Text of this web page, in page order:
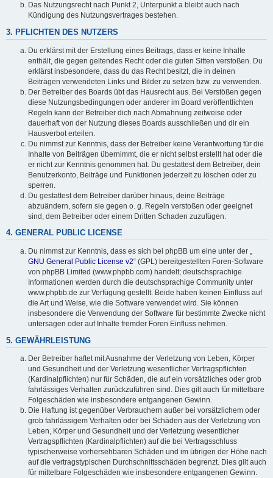
Das Nutzungsrecht nach Punkt 2, Unterpunkt a bleibt auch nach
Kündigung des Nutzungsvertrages bestehen.
3. PFLICHTEN DES NUTZERS
Du erklärst mit der Erstellung eines Beitrags, dass er keine Inhalte
enthält, die gegen geltendes Recht oder die guten Sitten verstoßen. Du
erklärst insbesondere, dass du das Recht besitzt, die in deinen
Beiträgen verwendeten Links und Bilder zu setzen bzw. zu verwenden.
Der Betreiber des Boards übt das Hausrecht aus. Bei Verstößen gegen
diese Nutzungsbedingungen oder anderer im Board veröffentlichten
Regeln kann der Betreiber dich nach Abmahnung zeitweise oder
dauerhaft von der Nutzung dieses Boards ausschließen und dir ein
Hausverbot erteilen.
Du nimmst zur Kenntnis, dass der Betreiber keine Verantwortung für die
Inhalte von Beiträgen übernimmt, die er nicht selbst erstellt hat oder die
er nicht zur Kenntnis genommen hat. Du gestattest dem Betreiber, dein
Benutzerkonto, Beiträge und Funktionen jederzeit zu löschen oder zu
sperren.
Du gestattest dem Betreiber darüber hinaus, deine Beiträge
abzuändern, sofern sie gegen o. g. Regeln verstoßen oder geeignet
sind, dem Betreiber oder einem Dritten Schaden zuzufügen.
4. GENERAL PUBLIC LICENSE
Du nimmst zur Kenntnis, dass es sich bei phpBB um eine unter der „
GNU General Public License v2“ (GPL) bereitgestellten Foren-Software
von phpBB Limited (www.phpbb.com) handelt; deutschsprachige
Informationen werden durch die deutschsprachige Community unter
www.phpbb.de zur Verfügung gestellt. Beide haben keinen Einfluss auf
die Art und Weise, wie die Software verwendet wird. Sie können
insbesondere die Verwendung der Software für bestimmte Zwecke nicht
untersagen oder auf Inhalte fremder Foren Einfluss nehmen.
5. GEWÄHRLEISTUNG
Der Betreiber haftet mit Ausnahme der Verletzung von Leben, Körper
und Gesundheit und der Verletzung wesentlicher Vertragspflichten
(Kardinalpflichten) nur für Schäden, die auf ein vorsätzliches oder grob
fahrlässiges Verhalten zurückzuführen sind. Dies gilt auch für mittelbare
Folgeschäden wie insbesondere entgangenen Gewinn.
Die Haftung ist gegenüber Verbrauchern außer bei vorsätzlichem oder
grob fahrlässigem Verhalten oder bei Schäden aus der Verletzung von
Leben, Körper und Gesundheit und der Verletzung wesentlicher
Vertragspflichten (Kardinalpflichten) auf die bei Vertragsschluss
typischerweise vorhersehbaren Schäden und im übrigen der Höhe nach
auf die vertragstypischen Durchschnittsschäden begrenzt. Dies gilt auch
für mittelbare Folgeschäden wie insbesondere entgangenen Gewinn.